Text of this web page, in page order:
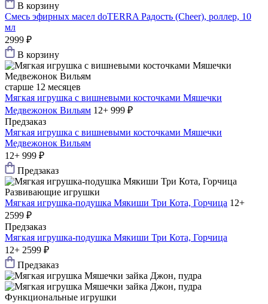
В корзину
Смесь эфирных масел doTERRA Радость (Cheer), роллер, 10
мл
2999 ₽
В корзину
старше 12 месяцев
Мягкая игрушка с вишневыми косточками Мяшечки
Медвежонок Вильям 12+ 999 ₽
Предзаказ
Мягкая игрушка с вишневыми косточками Мяшечки
Медвежонок Вильям
12+ 999 ₽
Предзаказ
Развивающие игрушки
Мягкая игрушка-подушка Мякиши Три Кота, Горчица 12+
2599 ₽
Предзаказ
Мягкая игрушка-подушка Мякиши Три Кота, Горчица
12+ 2599 ₽
Предзаказ
Функциональные игрушки